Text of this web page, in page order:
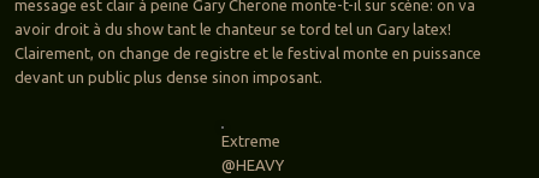
message est clair à peine Gary Cherone monte-t-il sur scène: on va
avoir droit à du show tant le chanteur se tord tel un Gary latex!
Clairement, on change de registre et le festival monte en puissance
devant un public plus dense sinon imposant.
Extreme
@HEAVY